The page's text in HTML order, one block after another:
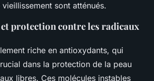
sont atténués.
protection contre les radicaux
riche en antioxydants, qui
dans la protection de la peau
libres. Ces molécules instables